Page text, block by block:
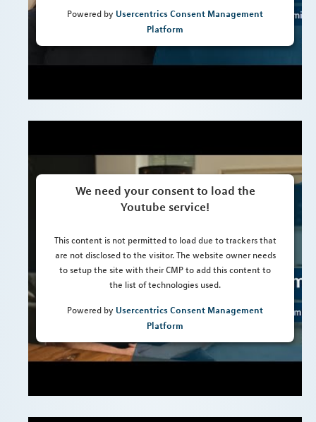
Powered by Usercentrics Consent Management
Platform
We need your consent to load the
Youtube service!
This content is not permitted to load due to trackers that
are not disclosed to the visitor. The website owner needs
to setup the site with their CMP to add this content to
the list of technologies used.
Powered by Usercentrics Consent Management
Platform